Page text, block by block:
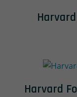
Harvard